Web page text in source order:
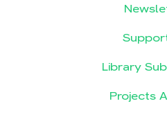
Library
Projects